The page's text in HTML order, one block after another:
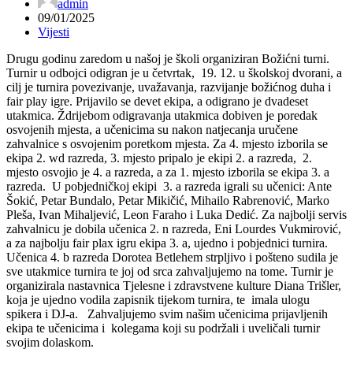
admin
09/01/2025
Vijesti
Drugu godinu zaredom u našoj je školi organiziran Božićni turni.
Turnir u odbojci odigran je u četvrtak, 19. 12. u školskoj dvorani, a
cilj je turnira povezivanje, uvažavanja, razvijanje božićnog duha i
fair play igre. Prijavilo se devet ekipa, a odigrano je dvadeset
utakmica. Ždrijebom odigravanja utakmica dobiven je poredak
osvojenih mjesta, a učenicima su nakon natjecanja uručene
zahvalnice s osvojenim poretkom mjesta. Za 4. mjesto izborila se
ekipa 2. wd razreda, 3. mjesto pripalo je ekipi 2. a razreda, 2.
mjesto osvojio je 4. a razreda, a za 1. mjesto izborila se ekipa 3. a
razreda. U pobjedničkoj ekipi 3. a razreda igrali su učenici: Ante
Šokić, Petar Bundalo, Petar Mikičić, Mihailo Rabrenović, Marko
Pleša, Ivan Mihaljević, Leon Faraho i Luka Dedić. Za najbolji servis
zahvalnicu je dobila učenica 2. n razreda, Eni Lourdes Vukmirović,
a za najbolju fair plax igru ekipa 3. a, ujedno i pobjednici turnira.
Učenica 4. b razreda Dorotea Betlehem strpljivo i pošteno sudila je
sve utakmice turnira te joj od srca zahvaljujemo na tome. Turnir je
organizirala nastavnica Tjelesne i zdravstvene kulture Diana Trišler,
koja je ujedno vodila zapisnik tijekom turnira, te imala ulogu
spikera i DJ-a. Zahvaljujemo svim našim učenicima prijavljenih
ekipa te učenicima i kolegama koji su podržali i uveličali turnir
svojim dolaskom.